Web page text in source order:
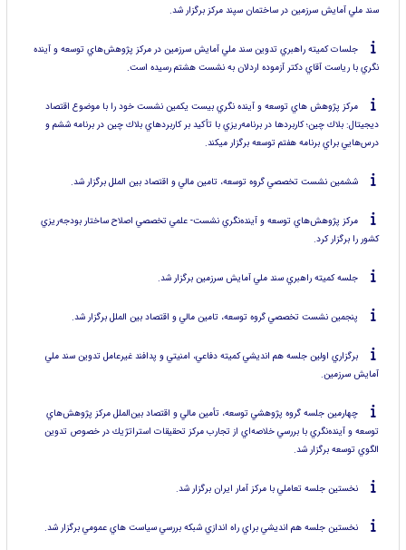
سند ملي آمايش سرزمين در ساختمان سپند مركز برگزار شد.
جلسات كميته راهبري تدوين سند ملي آمايش سرزمين در مركز پژوهش‌هاي توسعه و آينده
نگري با رياست آقاي دكتر آزموده اردلان به نشست هشتم رسيده است.
مركز پژوهش هاي توسعه و آينده نگري بيست يكمين نشست خود را با موضوع اقتصاد
ديجيتال: بلاك چين؛ كاربردها در برنامه‌ريزي با تأكيد بر كاربردهاي بلاك چين در برنامه ششم و
درس‌هايي براي برنامه هفتم توسعه برگزار ميكند.
ششمين نشست تخصصي گروه توسعه، تامين مالي و اقتصاد بين الملل برگزار شد.
مركز پژوهش‌هاي توسعه و آينده‌نگري نشست- علمي تخصصي اصلاح ساختار بودجه‌ريزي
كشور را برگزار كرد.
جلسه كميته راهبري سند ملي آمايش سرزمين برگزار شد.
پنجمين نشست تخصصي گروه توسعه، تامين مالي و اقتصاد بين الملل برگزار شد.
برگزاري اولين جلسه هم انديشي كميته دفاعي، امنيتي و پدافند غيرعامل تدوين سند ملي
آمايش سرزمين.
چهارمين جلسه گروه پژوهشي توسعه، تأمين مالي و اقتصاد بين‌الملل مركز پژوهش‌هاي
توسعه و آينده‌نگري با بررسي خلاصه‌اي از تجارب مركز تحقيقات استراتژيك در خصوص تدوين
الگوي توسعه برگزار شد.
نخستين جلسه تعاملي با مركز آمار ايران برگزار شد.
نخستين جلسه هم انديشي براي راه اندازي شبكه بررسي سياست هاي عمومي برگزار شد.